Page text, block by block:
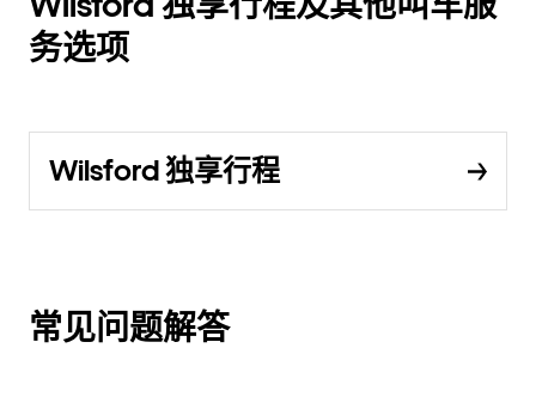
务选项
Wilsford 独享行程
常见问题解答